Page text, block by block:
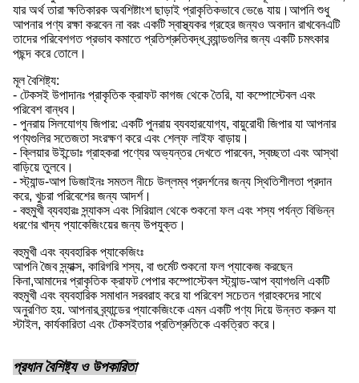
যার অর্থ তারা ক্ষতিকারক অবশিষ্টাংশ ছাড়াই প্রাকৃতিকভাবে ভেঙে যায়।আপনি শুধু
আপনার পণ্য রক্ষা করবেন না বরং একটি স্বাস্থ্যকর গ্রহের জন্যও অবদান রাখবেনএটি
তাদের পরিবেশগত প্রভাব কমাতে প্রতিশ্রুতিবদ্ধ ব্র্যান্ডগুলির জন্য একটি চমৎকার
পছন্দ করে তোলে।
মূল বৈশিষ্ট্য:
- টেকসই উপাদানঃ প্রাকৃতিক ক্রাফট কাগজ থেকে তৈরি, যা কম্পোস্টেবল এবং
পরিবেশ বান্ধব।
- পুনরায় সিলযোগ্য জিপার: একটি পুনরায় ব্যবহারযোগ্য, বায়ুরোধী জিপার যা আপনার
পণ্যগুলির সতেজতা সংরক্ষণ করে এবং শেল্ফ লাইফ বাড়ায়।
- ক্লিয়ার উইন্ডোঃ গ্রাহকরা পণ্যের অভ্যন্তর দেখতে পারবেন, স্বচ্ছতা এবং আস্থা
বাড়িয়ে তুলবে।
- স্ট্যান্ড-আপ ডিজাইনঃ সমতল নীচে উল্লম্ব প্রদর্শনের জন্য স্থিতিশীলতা প্রদান
করে, খুচরা পরিবেশের জন্য আদর্শ।
- বহুমুখী ব্যবহারঃ স্ন্যাকস এবং সিরিয়াল থেকে শুকনো ফল এবং শস্য পর্যন্ত বিভিন্ন
ধরণের খাদ্য প্যাকেজিংয়ের জন্য উপযুক্ত।
বহুমুখী এবং ব্যবহারিক প্যাকেজিংঃ
আপনি জৈব স্ন্যাক্স, কারিগরি শস্য, বা গুর্মেট শুকনো ফল প্যাকেজ করছেন
কিনা,আমাদের প্রাকৃতিক ক্রাফট পেপার কম্পোস্টেবল স্ট্যান্ড-আপ ব্যাগগুলি একটি
বহুমুখী এবং ব্যবহারিক সমাধান সরবরাহ করে যা পরিবেশ সচেতন গ্রাহকদের সাথে
অনুরণিত হয়. আপনার ব্র্যান্ডের প্যাকেজিংকে এমন একটি পণ্য দিয়ে উন্নত করুন যা
স্টাইল, কার্যকারিতা এবং টেকসইতার প্রতিশ্রুতিকে একত্রিত করে।
প্রধান বৈশিষ্ট্য ও উপকারিতা